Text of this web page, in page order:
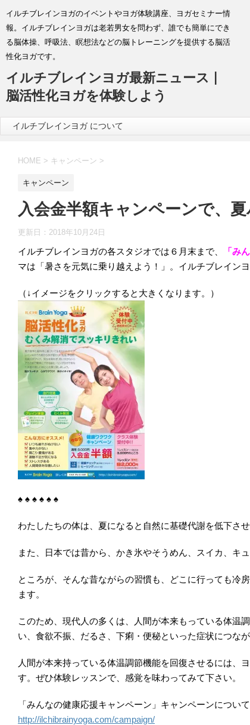
イルチブレインヨガのイベントやヨガ体験講座、ヨガセミナー情
報。イルチブレインヨガは老若男女を問わず、誰でも簡単にでき
る脳体操、呼吸法、瞑想法などの脳トレーニングを提供する脳活
性化ヨガです。
イルチブレインヨガ最新ニュース |
脳活性化ヨガを体験しよう
イルチブレインヨガ について
HOME > キャンペーン >
キャンペーン
入会金半額キャンペーンで、夏
更新日： 2018年10月24日
イルチブレインヨガの各スタジオでは６月末まで、 「み
マは「暑さを元気に乗り越えよう！」。イルチブレイン
（↓イメージをクリックすると大きくなります。）
♠ ♠ ♠ ♠ ♠ ♠
わたしたちの体は、夏になると自然に基礎代謝を低下さ
また、日本では昔から、かき氷やそうめん、スイカ、キ
ところが、そんな昔ながらの習慣も、どこに行っても冷
ます。
このため、現代人の多くは、人間が本来もっている体温
い、食欲不振、だるさ、下痢・便秘といった症状につなが
人間が本来持っている体温調節機能を回復させるには、
す。ぜひ体験レッスンで、感覚を味わってみて下さい。
「みんなの健康応援キャンペーン」キャンペーンについ
http://ilchibrainyoga.com/campaign/